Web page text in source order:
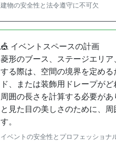
建物の安全性と法令遵守に不可欠
🎪 イベントスペースの計画
菱形のブース、ステージエリ
する際は、空間の境界を定め
ド、または装飾用ドレープが
周囲の長さを計算する必要が
と見た目の美しさのために、
す。
イベントの安全性とプロフェッショナ